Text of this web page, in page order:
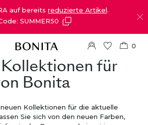
auf bereits reduzierte Artikel.
SUMMER50
0
für
Bonita
Kollektionen für die aktuelle
Sie sich von den neuen Farben,